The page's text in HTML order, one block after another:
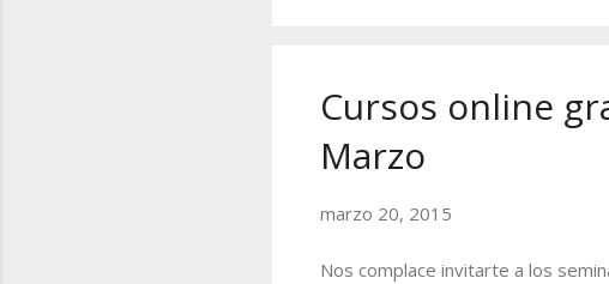
Cursos online
Marzo
marzo 20, 2015
Nos complace invitarte a los